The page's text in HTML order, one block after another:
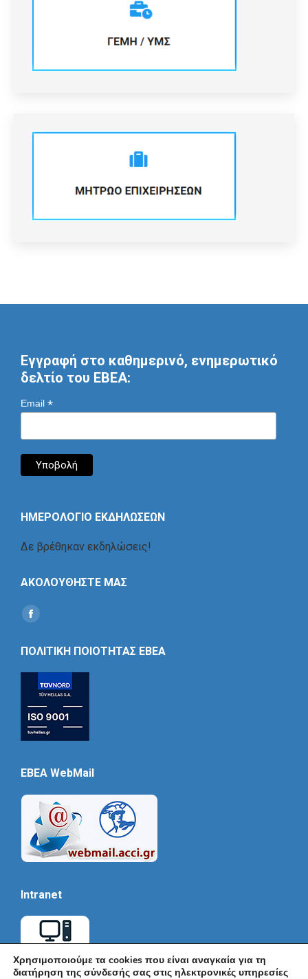
Εγγραφή στο καθημερινό, ενημερωτικό
δελτίο του ΕΒΕΑ:
Email *
ΗΜΕΡΟΛΟΓΙΟ ΕΚΔΗΛΩΣΕΩΝ
Δε βρέθηκαν εκδηλώσεις!
ΑΚΟΛΟΥΘΗΣΤΕ ΜΑΣ
Find us on:
Social
ΠΟΛΙΤΙΚΗ ΠΟΙΟΤΗΤΑΣ ΕΒΕΑ
EBEA WebMail
Intranet
Χρησιμοποιούμε τα cookies που είναι αναγκαία για τη
διατήρηση της σύνδεσής σας στις ηλεκτρονικές υπηρεσίες